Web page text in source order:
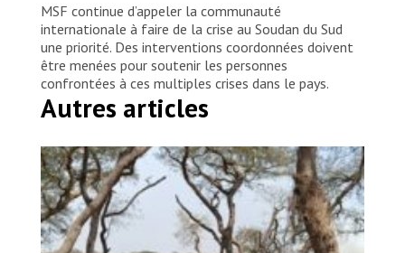
MSF continue d’appeler la communauté
internationale à faire de la crise au Soudan du Sud
une priorité. Des interventions coordonnées doivent
être menées pour soutenir les personnes
confrontées à ces multiples crises dans le pays.
Autres articles